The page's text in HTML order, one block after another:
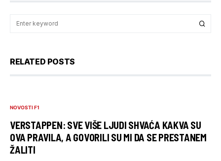
RELATED POSTS
NOVOSTI F1
VERSTAPPEN: SVE VIŠE LJUDI SHVAĆA KAKVA SU
OVA PRAVILA, A GOVORILI SU MI DA SE PRESTANEM
ŽALITI